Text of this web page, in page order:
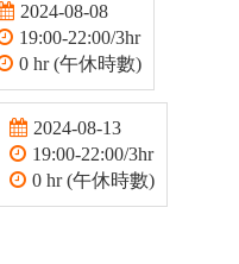
2024-08-08
19:00-22:00/3hr
0 hr (午休時數)
2024-08-13
19:00-22:00/3hr
0 hr (午休時數)